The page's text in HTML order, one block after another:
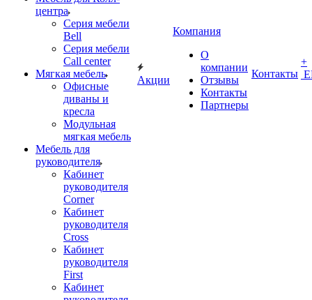
центра
Серия мебели
Bell
Серия мебели
Call center
Мягкая мебель
Офисные
диваны и
кресла
Модульная
мягкая мебель
Мебель для
руководителя
Кабинет
руководителя
Corner
Кабинет
руководителя
Cross
Кабинет
руководителя
First
Кабинет
Акции
Компания
О
компании
Отзывы
Контакты
Партнеры
Контакты
+